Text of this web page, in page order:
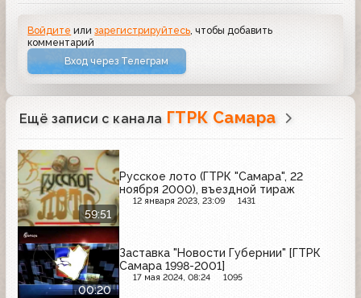
Войдите илизарегистрируйтесь , чтобы добавить
комментарий
Вход через Телеграм
Ещё записи с канала ГТРК Самара
59:51
Русское лото (ГТРК "Самара", 22
ноября 2000), въездной тираж
12 января 2023, 23:09 1431
00:20
Заставка "Новости Губернии" [ГТРК
Самара 1998-2001]
17 мая 2024, 08:24 1095